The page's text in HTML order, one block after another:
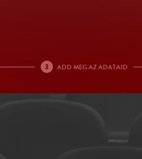
3 ADD MEG AZ ADATAID